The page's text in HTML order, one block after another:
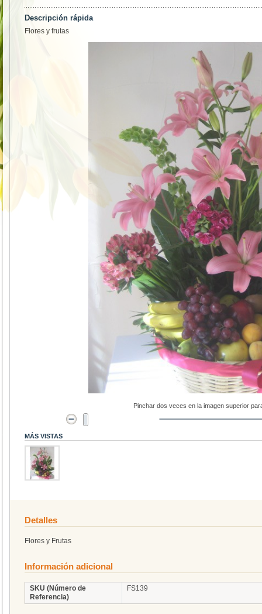
Descripción rápida
Flores y frutas
Pinchar dos veces en la imagen superior
MÁS VISTAS
Detalles
Flores y Frutas
Información adicional
SKU (Número de
Referencia)
FS139